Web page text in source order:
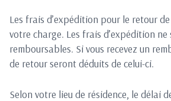
Les frais d’expédition pour le retour
votre charge. Les frais d’expédition ne
remboursables. Si vous recevez un
de retour seront déduits de celui-ci.
Selon votre lieu de résidence, le délai